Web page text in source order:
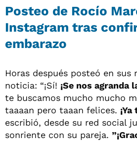
Posteo de Rocío
Instagram tras
embarazo
Horas después posteó en sus
noticia: “¡Sí! ¡Se nos agranda
te buscamos mucho mucho
taaaan pero taaan felices.
escribió, desde su red social
sonriente con su pareja.